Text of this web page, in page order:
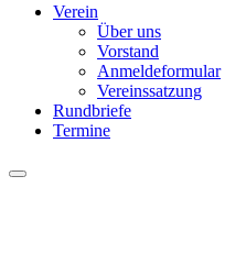
Verein
Über uns
Vorstand
Anmeldeformular
Vereinssatzung
Rundbriefe
Termine